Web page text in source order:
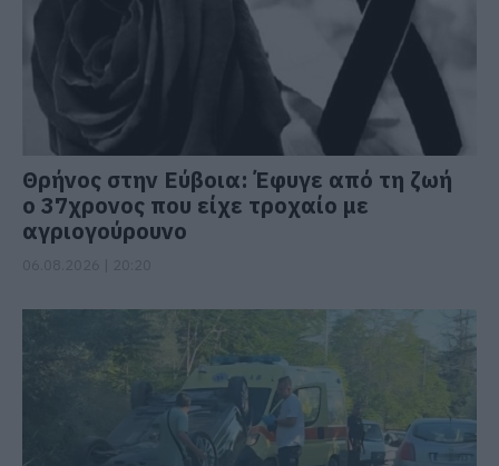
Θρήνος στην Εύβοια: Έφυγε από τη ζωή
ο 37χρονος που είχε τροχαίο με
αγριογούρουνο